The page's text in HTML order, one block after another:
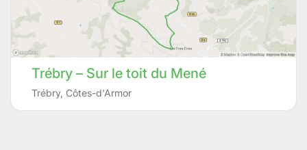
Trébry – Sur le toit du Mené
Trébry, Côtes-d'Armor